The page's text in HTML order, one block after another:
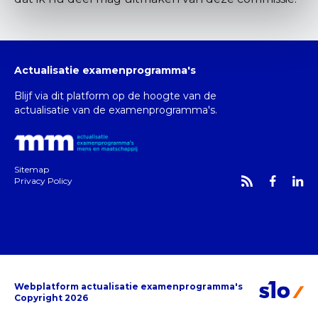
Actualisatie examenprogramma's
Blijf via dit platform op de hoogte van de
actualisatie van de examenprogramma's.
Sitemap
Privacy Policy
Webplatform actualisatie examenprogramma's
Copyright 2026